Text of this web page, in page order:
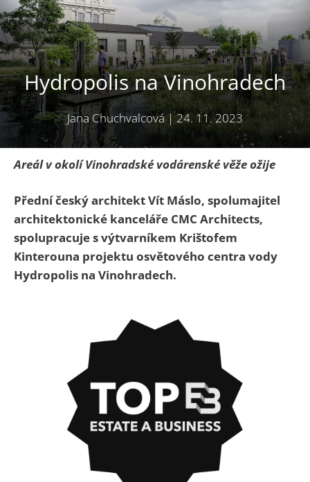
Hydropolis na Vinohradech
Jana Chuchvalcová|24. 11. 2023
Areál v okolí Vinohradské vodárenské věže ožije
Přední český architekt Vít Máslo, spolumajitel
architektonické kanceláře CMC Architects,
spolupracuje s výtvarníkem Krištofem
Kinterouna projektu osvětového centra vody
Hydropolis na Vinohradech.